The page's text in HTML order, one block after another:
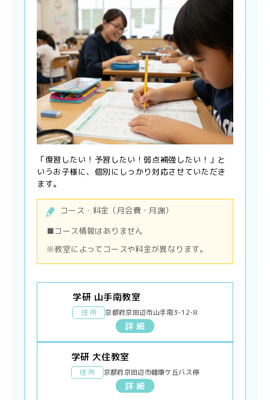
「復習したい！予習したい！弱点補強したい！」と
いうお子様に、個別にしっかり対応させていただき
ます。
コース・料金（月会費・月謝）
■コース情報はありません
※教室によってコースや料金が異なります。
学研 山手南教室
住 所 京都府京田辺市山手南3-12-8
詳 細
学研 大住教室
住 所 京都府京田辺市健康ケ丘バス停
詳 細